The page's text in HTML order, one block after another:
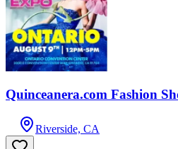
Quinceanera.com Fashion
Riverside, CA